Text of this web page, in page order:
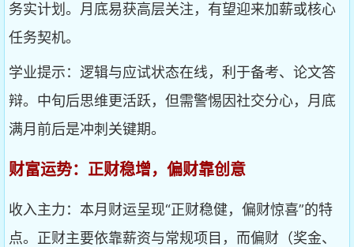
务实计划。月底易获高层关注，有望迎来加薪或核心
任务契机。
学业提示：逻辑与应试状态在线，利于备考、论文答
辩。中旬后思维更活跃，但需警惕因社交分心，月底
满月前后是冲刺关键期。
财富运势：正财稳增，偏财靠创意
收入主力：本月财运呈现“正财稳健，偏财惊喜”的特
点。正财主要依靠薪资与常规项目，而偏财（奖金、